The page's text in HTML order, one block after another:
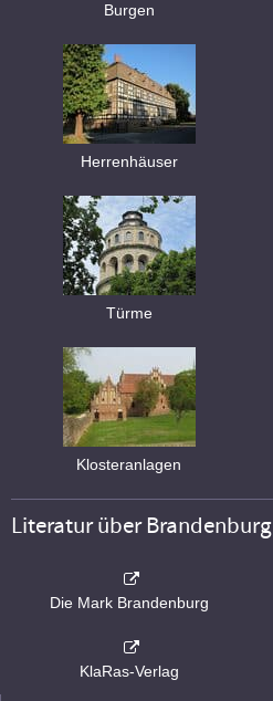
Burgen
Herrenhäuser
Türme
Klosteranlagen
Literatur über Brandenburg
Die Mark Brandenburg
KlaRas-Verlag